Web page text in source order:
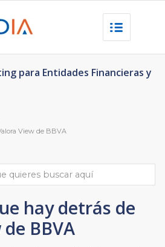
para Entidades Financieras y
View de BBVA
hay detrás de
BBVA